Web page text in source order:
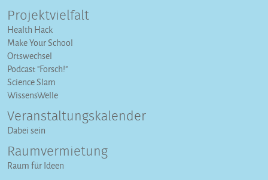
Projektvielfalt
Health Hack
Make Your School
Ortswechsel
Podcast "Forsch!"
Science Slam
WissensWelle
Veranstaltungs­kalender
Dabei sein
Raumvermietung
Raum für Ideen